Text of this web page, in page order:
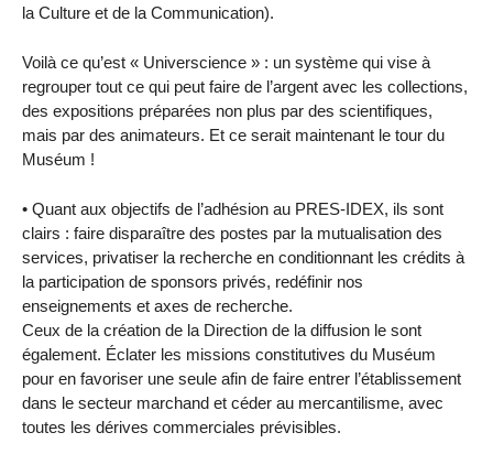
la Culture et de la Communication).
Voilà ce qu’est « Universcience » : un système qui vise à
regrouper tout ce qui peut faire de l’argent avec les collections,
des expositions préparées non plus par des scientifiques,
mais par des animateurs. Et ce serait maintenant le tour du
Muséum !
• Quant aux objectifs de l’adhésion au PRES-IDEX, ils sont
clairs : faire disparaître des postes par la mutualisation des
services, privatiser la recherche en conditionnant les crédits à
la participation de sponsors privés, redéfinir nos
enseignements et axes de recherche.
Ceux de la création de la Direction de la diffusion le sont
également. Éclater les missions constitutives du Muséum
pour en favoriser une seule afin de faire entrer l’établissement
dans le secteur marchand et céder au mercantilisme, avec
toutes les dérives commerciales prévisibles.